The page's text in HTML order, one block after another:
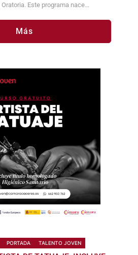
Este programa nace...
Más
PORTADA TALENTO JOVEN